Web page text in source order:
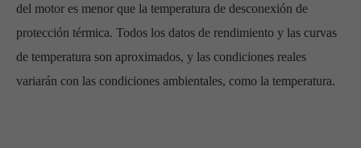
del motor es menor que la temperatura de desconexión de
protección térmica. Todos los datos de rendimiento y las curvas
de temperatura son aproximados, y las condiciones reales
variarán con las condiciones ambientales, como la temperatura.